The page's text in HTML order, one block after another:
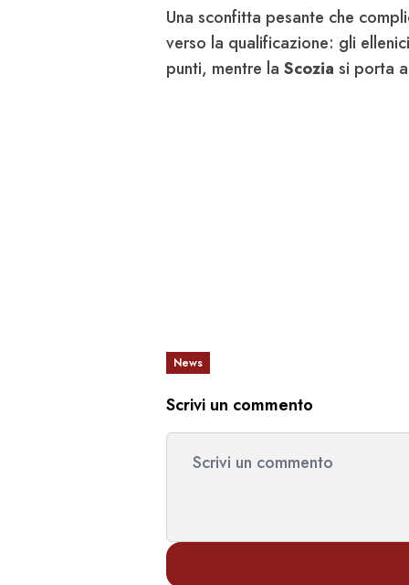
Una sconfitta pesante che
verso la qualificazione: gli
punti, mentre la Scozia si porta
News
Scrivi un commento